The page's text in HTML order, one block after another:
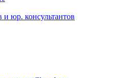
и юр. консультантов